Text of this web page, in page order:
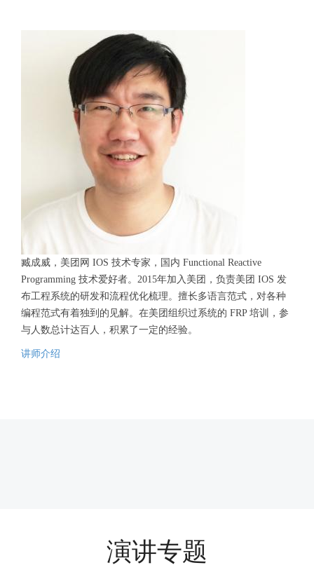
臧成威，美团网 IOS 技术专家，国内 Functional Reactive
Programming 技术爱好者。2015年加入美团，负责美团 IOS 发
布工程系统的研发和流程优化梳理。擅长多语言范式，对各种
编程范式有着独到的见解。在美团组织过系统的 FRP 培训，参
与人数总计达百人，积累了一定的经验。
讲师介绍
演讲专题